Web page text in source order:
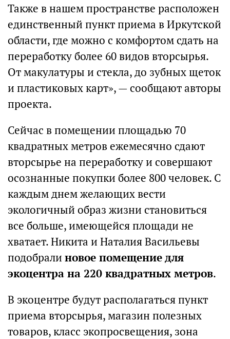
Также в нашем пространстве расположен
единственный пункт приема в Иркутской
области, где можно с комфортом сдать на
переработку более 60 видов вторсырья.
От макулатуры и стекла, до зубных щеток
и пластиковых карт», — сообщают авторы
проекта.
Сейчас в помещении площадью 70
квадратных метров ежемесячно сдают
вторсырье на переработку и совершают
осознанные покупки более 800 человек. С
каждым днем желающих вести
экологичный образ жизни становиться
все больше, имеющейся площади не
хватает. Никита и Наталия Васильевы
подобрали новое помещение для
экоцентра на 220 квадратных метров.
В экоцентре будут располагаться пункт
приема вторсырья, магазин полезных
товаров, класс экопросвещения, зона